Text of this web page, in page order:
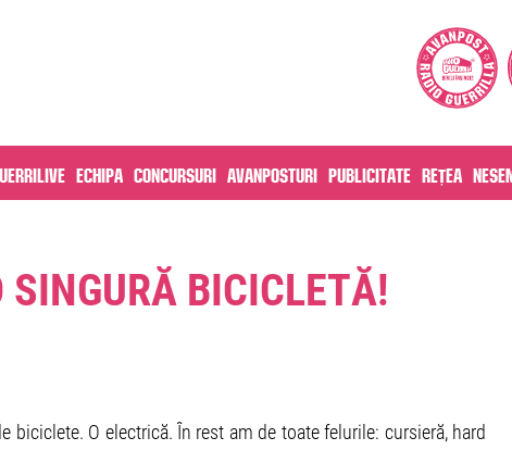
Echipa Concursuri Avanposturi Publicitate Rețea
BICICLETĂ!
biciclete. O electrică. În rest am de toate felurile: cursieră, hard